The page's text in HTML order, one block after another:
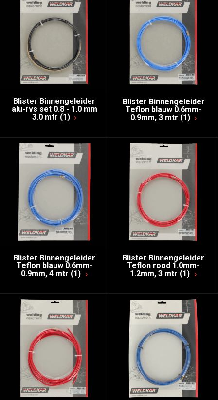
Blister Binnengeleider
alu-rvs set 0.8 - 1.0 mm
3.0 mtr (1)
Blister Binnengeleider
Teflon blauw 0.6mm-
0.9mm, 3 mtr (1)
Blister Binnengeleider
Teflon blauw 0.6mm-
0.9mm, 4 mtr (1)
Blister Binnengeleider
Teflon rood 1.0mm-
1.2mm, 3 mtr (1)